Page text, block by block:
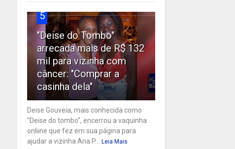
5
"Deise do Tombo"
arrecada mais de R$ 132
mil para vizinha com
câncer: "Comprar a
casinha dela"
Deise Gouveia, mais conhecida como
"Deise do tombo", encerrou a vaquinha
onliine que fez em sua página para
ajudar a vizinha Ana P...
Leia Mais